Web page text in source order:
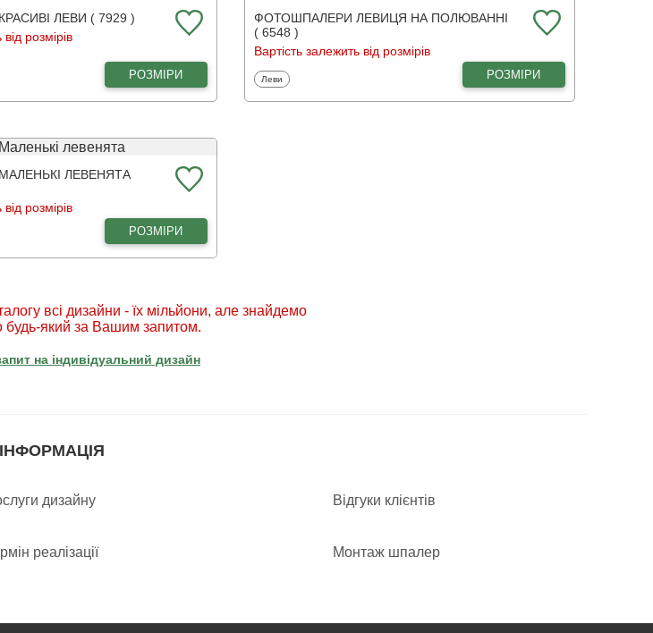
ЛЕВИ ( 7929 )
розмірів
РОЗМІРИ
ФОТОШПАЛЕРИ ЛЕВИЦЯ НА ПОЛЮВАННІ
( 6548 )
Вартість залежить від розмірів
Фотошпалери
Леви РОЗМІРИ
ЛЕВЕНЯТА
розмірів
РОЗМІРИ
всі дизайни - їх мільйони, але знайдемо
будь-який за Вашим запитом.
на індивідуальний дизайн
ІНФОРМАЦІЯ
дизайну Відгуки клієнтів
реалізації Монтаж шпалер